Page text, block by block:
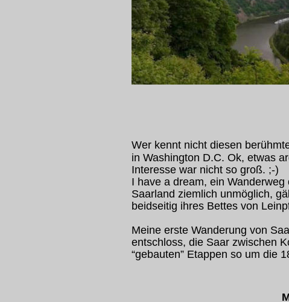
Wer kennt nicht diesen
in Washington D.C. Ok, etwas
Interesse war nicht so groß. ;-)
I have a dream, ein
Saarland ziemlich unmöglich,
beidseitig ihres Bettes von
Meine erste Wanderung von
entschloss, die Saar zwischen
“gebauten” Etappen so um die